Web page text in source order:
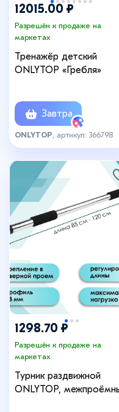
12015.00 ₽
Разрешён к продаже на
маркетах
Тренажёр детский
ONLYTOP «Гребля»
Завтра
ONLYTOP , артикул: 366798
1298.70 ₽
Разрешён к продаже на
маркетах
Турник раздвижной
ONLYTOP,